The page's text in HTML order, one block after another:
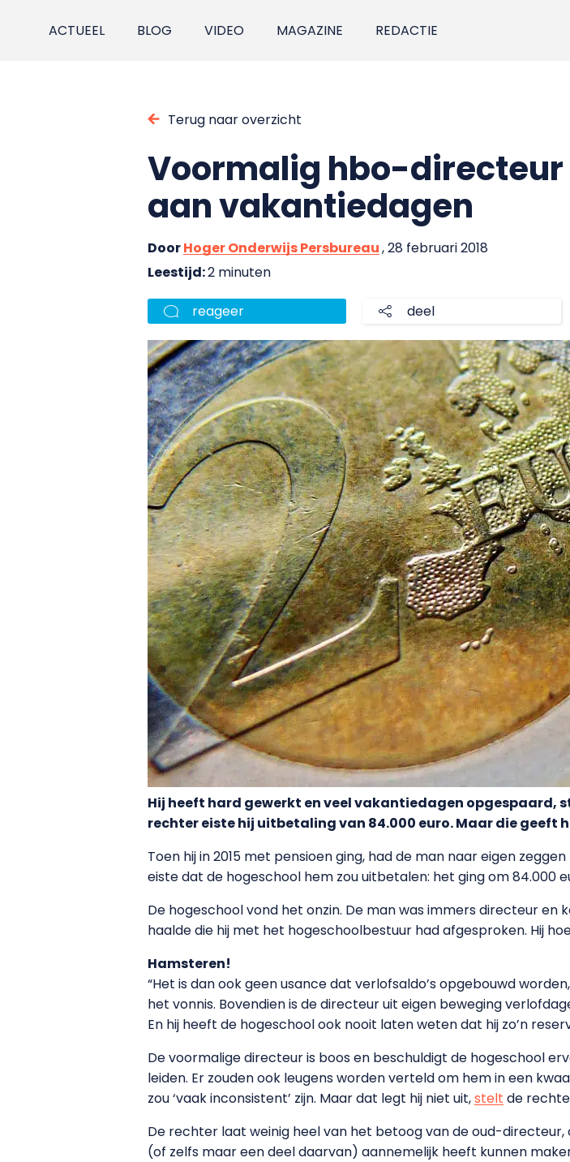
ACTUEEL BLOG VIDEO MAGAZINE REDACTIE
Terug naar overzicht
Voormalig hbo-directeur
aan vakantiedagen
DoorHoger Onderwijs Persbureau, 28 februari 2018
Leestijd:2 minuten
reageer deel
Hij heeft hard gewerkt en veel vakantiedagen opgespaard,
rechter eiste hij uitbetaling van 84.000 euro. Maar die geeft
Toen hij in 2015 met pensioen ging, had de man naar eigen
eiste dat de hogeschool hem zou uitbetalen: het ging om 84.000
De hogeschool vond het onzin. De man was immers directeur en
haalde die hij met het hogeschoolbestuur had afgesproken. Hij
Hamsteren!
“Het is dan ook geen usance dat verlofsaldo’s opgebouwd
het vonnis. Bovendien is de directeur uit eigen beweging
En hij heeft de hogeschool ook nooit laten weten dat hij zo’n
De voormalige directeur is boos en beschuldigt de hogeschool
leiden. Er zouden ook leugens worden verteld om hem in een
zou ‘vaak inconsistent’ zijn. Maar dat legt hij niet uit,stelt de
De rechter laat weinig heel van het betoog van de oud-
(of zelfs maar een deel daarvan) aannemelijk heeft kunnen